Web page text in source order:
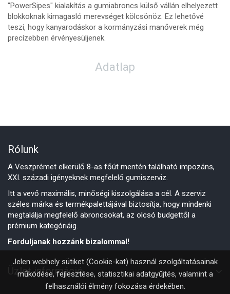
"PowerSipes" kialakítás a gumiabroncs külső vállán elhelyezett
blokkoknak kimagasló merevséget kölcsönöz. Ez lehetővé
teszi, hogy kanyarodáskor a kormányzási manőverek még
precízebben érvényesüljenek.
Adatlap
Rólunk
A Veszprémet elkerülő 8-as főút mentén található impozáns,
XXI. századi igényeknek megfelelő gumiszerviz.
Itt a vevő maximális, minőségi kiszolgálása a cél. A szerviz
széles márka és termékpalettájával biztosítja, hogy mindenki
megtalálja megfelelő abroncsokat, az olcsó budgettől a
prémium kategóriáig.
Forduljanak hozzánk bizalommal!
Üzlet információ
Jelen webhely sütiket (Cookie-kat) használ szolgáltatásainak
működése, fejlesztése, statisztikai adatgyűjtés, valamint a
felhasználói élmény fokozása érdekében.